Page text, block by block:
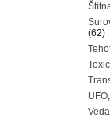
(62)
Veda